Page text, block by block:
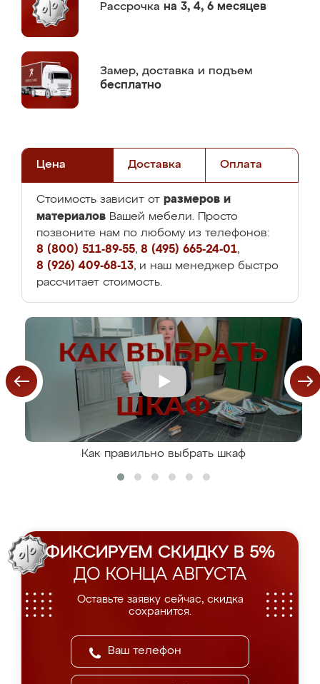
Рассрочка на 3, 4, 6 месяцев
Замер, доставка и подъем
бесплатно
Цена Доставка Оплата
Стоимость зависит от размеров и
материалов Вашей мебели. Просто
позвоните нам по любому из телефонов:
8 (800) 511-89-55, 8 (495) 665-24-01,
8 (926) 409-68-13, и наш менеджер быстро
рассчитает стоимость.
Как правильно выбрать шкаф
ФИКСИРУЕМ СКИДКУ В 5%
ДО КОНЦА АВГУСТА
Оставьте заявку сейчас, скидка
сохранится.